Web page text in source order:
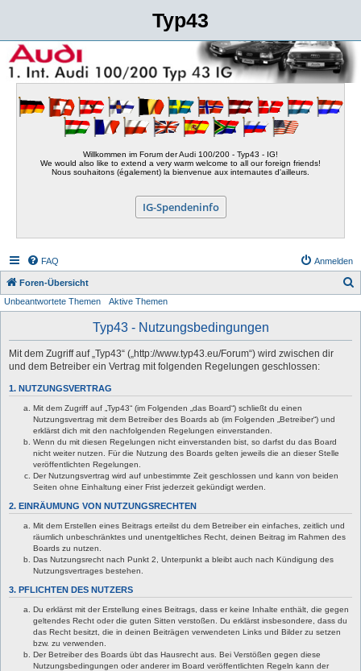
Typ43
Willkommen im Forum der Audi 100/200 - Typ43 - IG!
We would also like to extend a very warm welcome to all our foreign friends!
Nous souhaitons (également) la bienvenue aux internautes d'ailleurs.
IG-Spendeninfo
FAQ Anmelden
Foren-Übersicht
Unbeantwortete Themen Aktive Themen
Typ43 - Nutzungsbedingungen
Mit dem Zugriff auf „Typ43“ („http://www.typ43.eu/Forum“) wird zwischen dir
und dem Betreiber ein Vertrag mit folgenden Regelungen geschlossen:
1. NUTZUNGSVERTRAG
Mit dem Zugriff auf „Typ43“ (im Folgenden „das Board“) schließt du einen
Nutzungsvertrag mit dem Betreiber des Boards ab (im Folgenden „Betreiber“) und
erklärst dich mit den nachfolgenden Regelungen einverstanden.
Wenn du mit diesen Regelungen nicht einverstanden bist, so darfst du das Board
nicht weiter nutzen. Für die Nutzung des Boards gelten jeweils die an dieser Stelle
veröffentlichten Regelungen.
Der Nutzungsvertrag wird auf unbestimmte Zeit geschlossen und kann von beiden
Seiten ohne Einhaltung einer Frist jederzeit gekündigt werden.
2. EINRÄUMUNG VON NUTZUNGSRECHTEN
Mit dem Erstellen eines Beitrags erteilst du dem Betreiber ein einfaches, zeitlich und
räumlich unbeschränktes und unentgeltliches Recht, deinen Beitrag im Rahmen des
Boards zu nutzen.
Das Nutzungsrecht nach Punkt 2, Unterpunkt a bleibt auch nach Kündigung des
Nutzungsvertrages bestehen.
3. PFLICHTEN DES NUTZERS
Du erklärst mit der Erstellung eines Beitrags, dass er keine Inhalte enthält, die gegen
geltendes Recht oder die guten Sitten verstoßen. Du erklärst insbesondere, dass du
das Recht besitzt, die in deinen Beiträgen verwendeten Links und Bilder zu setzen
bzw. zu verwenden.
Der Betreiber des Boards übt das Hausrecht aus. Bei Verstößen gegen diese
Nutzungsbedingungen oder anderer im Board veröffentlichten Regeln kann der